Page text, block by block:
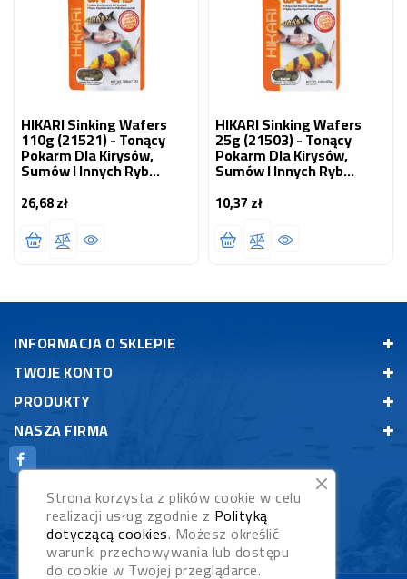
HIKARI Sinking Wafers
110g (21521) - Tonący
Pokarm Dla Kirysów,
Sumów I Innych Ryb
26,68 złCena
HIKARI Sinking Wafers
25g (21503) - Tonący
Pokarm Dla Kirysów,
Sumów I Innych Ryb
10,37 złCena
INFORMACJA O SKLEPIE
TWOJE KONTO
PRODUKTY
NASZA FIRMA
Strona korzysta z plików cookie w celu
realizacji usług zgodnie z Polityką
dotyczącą cookies. Możesz określić
warunki przechowywania lub dostępu
do cookie w Twojej przeglądarce.